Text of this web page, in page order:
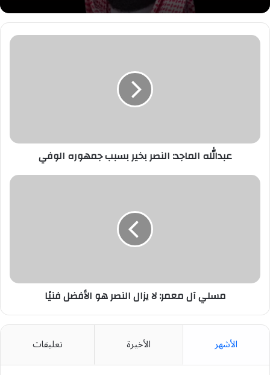
عبدالله
عبدالله الماجد: النصر بخير بسبب جمهوره الوفي
مسلي
فنيًا
مسلي آل معمر: لا يزال النصر هو الأفضل فنيًا
الأشهر الأخيرة تعليقات